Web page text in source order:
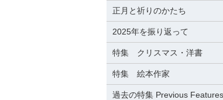
正月と祈りのかたち
2025年を振り返って
特集 クリスマス・洋書
特集 絵本作家
過去の特集 Previous Features